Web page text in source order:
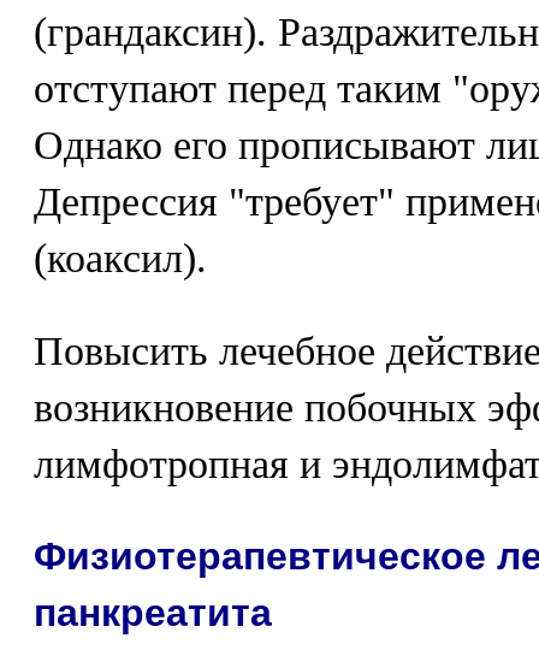
(грандаксин).
отступают перед таким
Однако его прописывают
Депрессия "требует"
(коаксил).
Повысить лечебное
возникновение побочных
лимфотропная и
Физиотерапевтическое
панкреатита